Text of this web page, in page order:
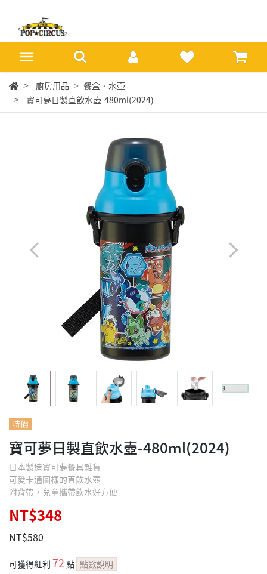
廚房用品
餐盒‧水壺
寶可夢日製直飲水壺-480ml(2024)
特價
寶可夢日製直飲水壺-480ml(2024)
日本製造寶可夢餐具雜貨
可愛卡通圖樣的直飲水壺
附背帶，兒童攜帶飲水好方便
NT$348
NT$580
可獲得紅利 72 點 點數說明